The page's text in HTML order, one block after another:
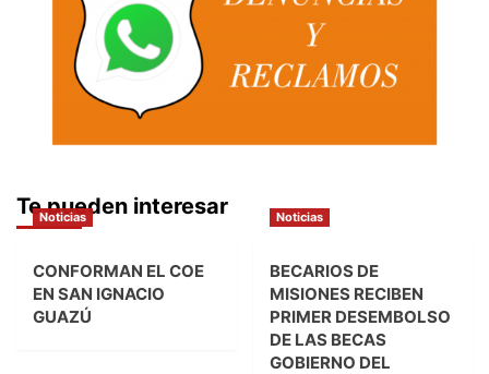
Te pueden interesar
Noticias
CONFORMAN EL COE
EN SAN IGNACIO
GUAZÚ
Noticias
BECARIOS DE
MISIONES RECIBEN
PRIMER DESEMBOLSO
DE LAS BECAS
GOBIERNO DEL